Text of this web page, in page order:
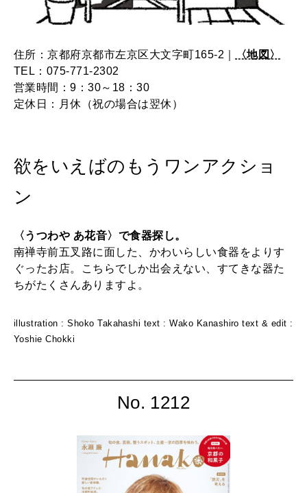
住所：京都府京都市左京区大文字町165-2｜
〈地図〉
TEL：075-771-2302
営業時間：9：30～18：30
定休日：月休（祝の場合は翌休）
欲をいえばのもうワンアクショ
ン
〈うつわや あ花音〉で食器探し。
南禅寺前五叉路に面した、かわいらしい食器をよりす
ぐったお店。こちらでしか出会えない、すてきな器た
ちがたくさんありますよ。
illustration : Shoko Takahashi text : Wako Kanashiro text & edit :
Yoshie Chokki
No. 1212